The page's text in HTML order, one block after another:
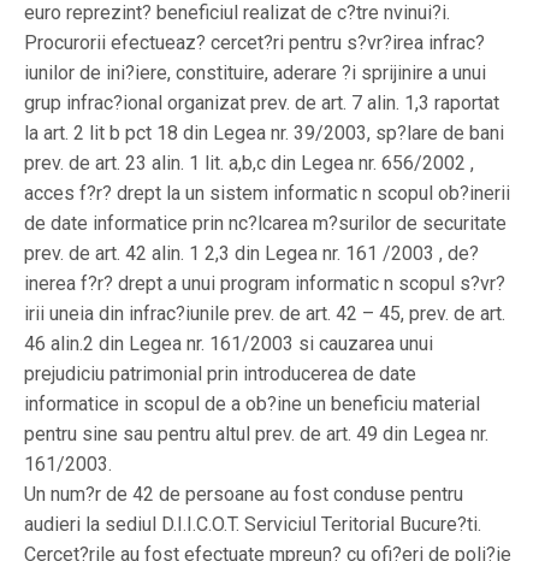
euro reprezint? beneficiul realizat de c?tre nvinui?i.
Procurorii efectueaz? cercet?ri pentru s?vr?irea infrac?
iunilor de ini?iere, constituire, aderare ?i sprijinire a unui
grup infrac?ional organizat prev. de art. 7 alin. 1,3 raportat
la art. 2 lit b pct 18 din Legea nr. 39/2003, sp?lare de bani
prev. de art. 23 alin. 1 lit. a,b,c din Legea nr. 656/2002 ,
acces f?r? drept la un sistem informatic n scopul ob?inerii
de date informatice prin nc?lcarea m?surilor de securitate
prev. de art. 42 alin. 1 2,3 din Legea nr. 161 /2003 , de?
inerea f?r? drept a unui program informatic n scopul s?vr?
irii uneia din infrac?iunile prev. de art. 42 – 45, prev. de art.
46 alin.2 din Legea nr. 161/2003 si cauzarea unui
prejudiciu patrimonial prin introducerea de date
informatice in scopul de a ob?ine un beneficiu material
pentru sine sau pentru altul prev. de art. 49 din Legea nr.
161/2003.
Un num?r de 42 de persoane au fost conduse pentru
audieri la sediul D.I.I.C.O.T. Serviciul Teritorial Bucure?ti.
Cercet?rile au fost efectuate mpreun? cu ofi?eri de poli?ie